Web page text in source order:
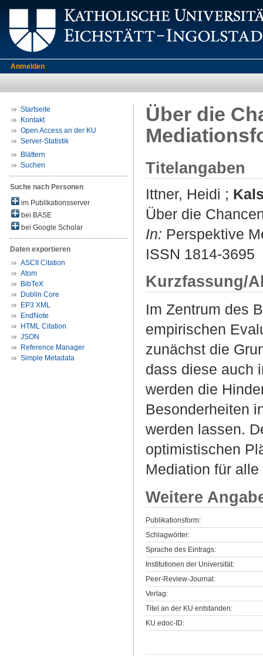
Anmelden
Startseite
Kontakt
Open Access an der KU
Server-Statistik
Blättern
Suchen
Suche nach Personen
im Publikationsserver
bei BASE
bei Google Scholar
Daten exportieren
ASCII Citation
Atom
BibTeX
Dublin Core
EP3 XML
EndNote
HTML Citation
JSON
Reference Manager
Simple Metadata
Über die
Titelangaben
Ittner, Heidi ;
Über die
In: Perspektive
ISSN 1814-3695
Kurzfassung/
Im Zentrum des
empirischen
zunächst die
dass diese auch
werden die
Besonderheiten
werden lassen.
optimistischen
Mediation für
Weitere
Publikationsform:
Schlagwörter:
Sprache des Eintrags:
Institutionen der Universität:
Peer-Review-Journal:
Verlag:
Titel an der KU entstanden:
KU.edoc-ID: